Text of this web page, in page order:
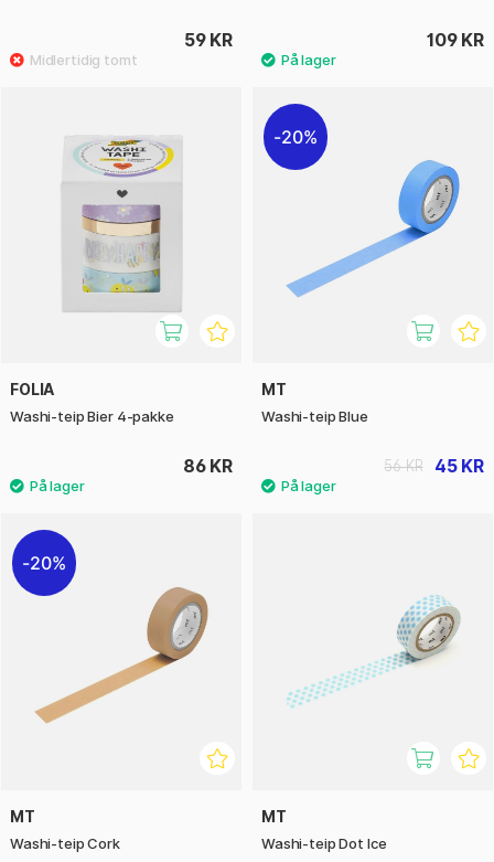
59 KR 109 KR
FOLIA
Washi-teip Bier 4-pakke
86 KR
20%
MT
Washi-teip Blue
45 KR
56 KR
20%
MT
Washi-teip Cork
MT
Washi-teip Dot Ice